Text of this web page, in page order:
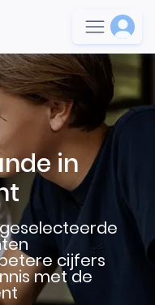
in
cijfers
met de